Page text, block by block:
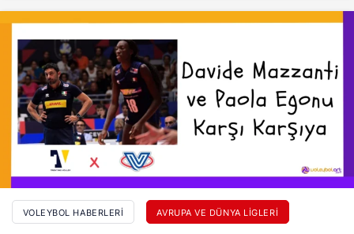
VOLEYBOL HABERLERI AVRUPA VE DÜNYA LIGLERI